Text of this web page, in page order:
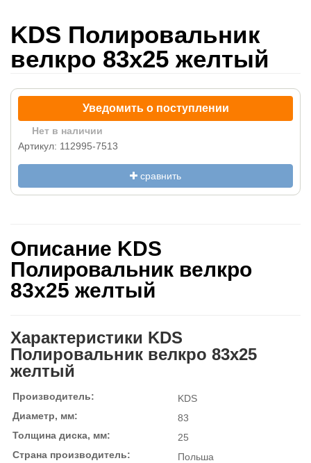
KDS Полировальник
велкро 83x25 желтый
Уведомить о поступлении
Нет в наличии
Артикул: 112995-7513
сравнить
Описание KDS
Полировальник велкро
83x25 желтый
Характеристики KDS
Полировальник велкро 83x25
желтый
Производитель:
KDS
Диаметр, мм:
83
Толщина диска, мм:
25
Страна производитель:
Польша